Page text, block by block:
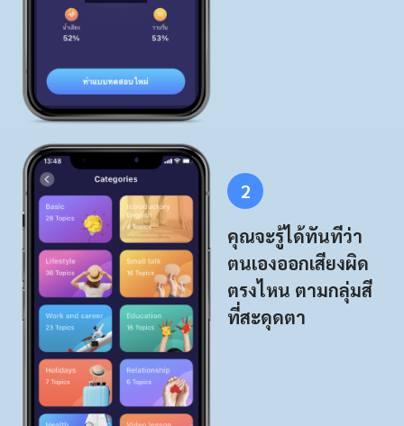
2
คุณจะรู้ได้ทันทีว่า
ตนเองออกเสียงผิด
ตรงไหน ตามกลุ่มสี
ที่สะดุดตา